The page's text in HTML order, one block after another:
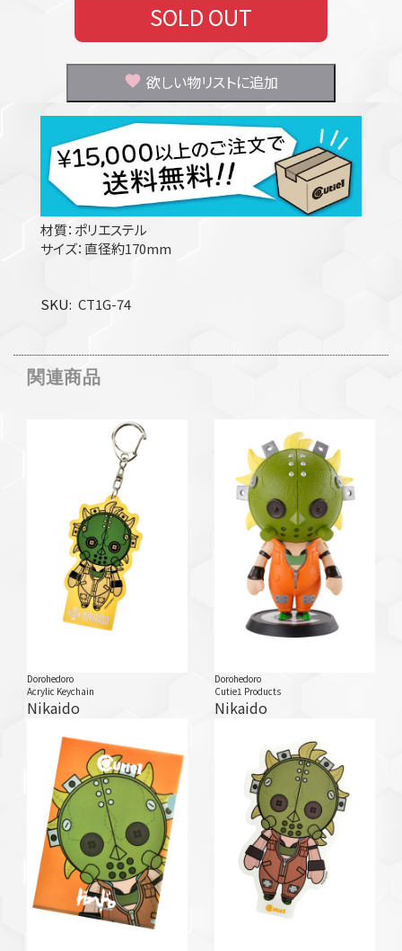
SOLD OUT
欲しい物リストに追加
材質：ポリエステル
サイズ：直径約170mm
SKU CT1G-74
関連商品
Dorohedoro
Acrylic Keychain
Nikaido
Dorohedoro
Cutie1 Products
Nikaido